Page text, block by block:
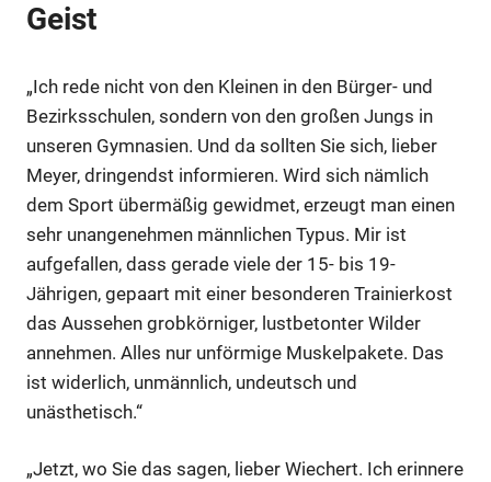
Geist
„Ich rede nicht von den Kleinen in den Bürger- und
Bezirksschulen, sondern von den großen Jungs in
unseren Gymnasien. Und da sollten Sie sich, lieber
Meyer, dringendst informieren. Wird sich nämlich
dem Sport übermäßig gewidmet, erzeugt man einen
sehr unangenehmen männlichen Typus. Mir ist
aufgefallen, dass gerade viele der 15- bis 19-
Jährigen, gepaart mit einer besonderen Trainierkost
das Aussehen grobkörniger, lustbetonter Wilder
annehmen. Alles nur unförmige Muskelpakete. Das
ist widerlich, unmännlich, undeutsch und
unästhetisch.“
„Jetzt, wo Sie das sagen, lieber Wiechert. Ich erinnere